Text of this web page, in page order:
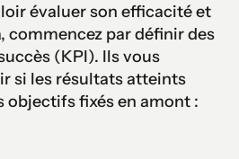
évaluer son efficacité et
commencez par définir des
(KPI). Ils vous
si les résultats atteints
objectifs fixés en amont :